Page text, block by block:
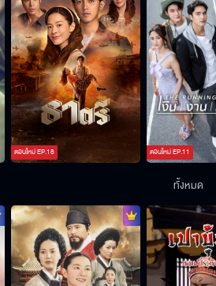
ตอนใหม่EP.18 ตอนใหม่EP.11
ทั้งหมด